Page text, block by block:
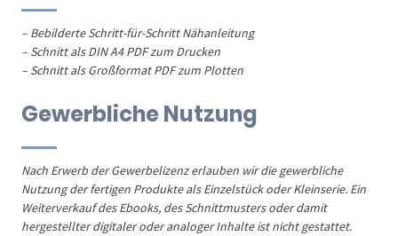
– Bebilderte Schritt-für-Schritt Nähanleitung
– Schnitt als DIN A4 PDF zum Drucken
– Schnitt als Großformat PDF zum Plotten
Gewerbliche Nutzung
Nach Erwerb der Gewerbelizenz erlauben wir die gewerbliche
Nutzung der fertigen Produkte als Einzelstück oder Kleinserie. Ein
Weiterverkauf des Ebooks, des Schnittmusters oder damit
hergestellter digitaler oder analoger Inhalte ist nicht gestattet.